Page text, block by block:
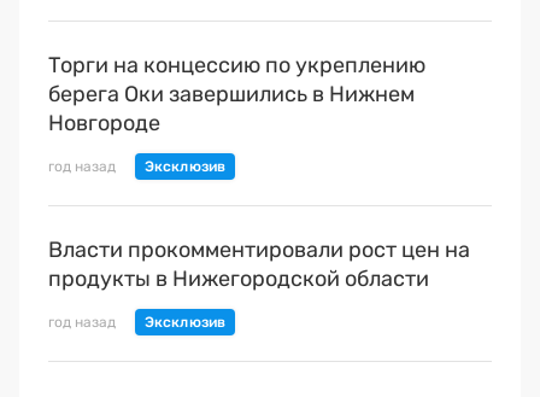
Торги на концессию по укреплению
берега Оки завершились в Нижнем
Новгороде
год назад
Власти прокомментировали рост цен на
продукты в Нижегородской области
год назад